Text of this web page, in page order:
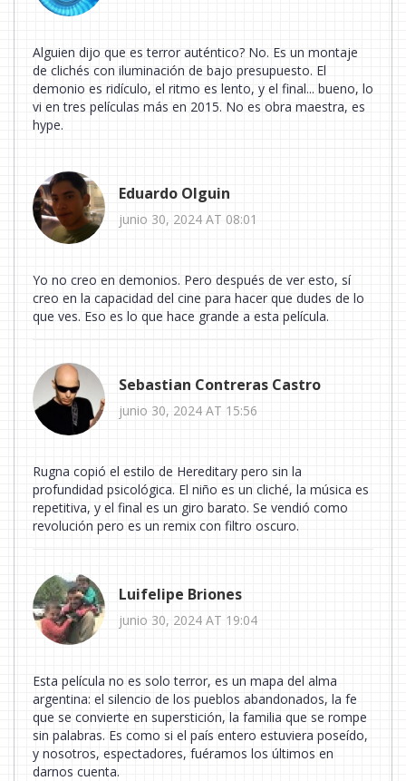
Alguien dijo que es terror auténtico? No. Es un montaje
de clichés con iluminación de bajo presupuesto. El
demonio es ridículo, el ritmo es lento, y el final... bueno, lo
vi en tres películas más en 2015. No es obra maestra, es
hype.
Eduardo Olguin
junio 30, 2024 AT 08:01
Yo no creo en demonios. Pero después de ver esto, sí
creo en la capacidad del cine para hacer que dudes de lo
que ves. Eso es lo que hace grande a esta película.
Sebastian Contreras Castro
junio 30, 2024 AT 15:56
Rugna copió el estilo de Hereditary pero sin la
profundidad psicológica. El niño es un cliché, la música es
repetitiva, y el final es un giro barato. Se vendió como
revolución pero es un remix con filtro oscuro.
Luifelipe Briones
junio 30, 2024 AT 19:04
Esta película no es solo terror, es un mapa del alma
argentina: el silencio de los pueblos abandonados, la fe
que se convierte en superstición, la familia que se rompe
sin palabras. Es como si el país entero estuviera poseído,
y nosotros, espectadores, fuéramos los últimos en
darnos cuenta.